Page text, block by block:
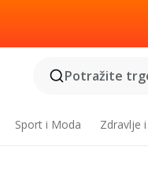
Potražite
Sport i Moda Zdravlje